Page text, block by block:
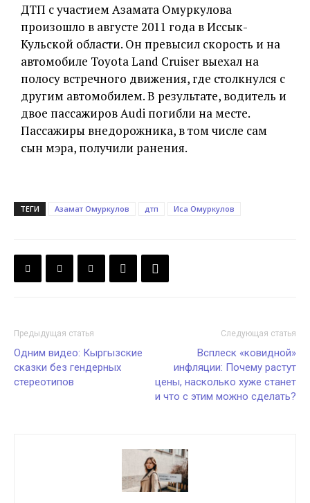
ДТП с участием Азамата Омуркулова
произошло в августе 2011 года в Иссык-
Кульской области. Он превысил скорость и на
автомобиле Toyota Land Cruiser выехал на
полосу встречного движения, где столкнулся с
другим автомобилем. В результате, водитель и
двое пассажиров Audi погибли на месте.
Пассажиры внедорожника, в том числе сам
сын мэра, получили ранения.
ТЕГИ Азамат Омуркулов дтп Иса Омуркулов
Предыдущая статья
Одним видео: Кыргызские
сказки без гендерных
стереотипов
Следующая статья
Всплеск «ковидной»
инфляции: Почему растут
цены, насколько хуже станет
и что с этим можно сделать?